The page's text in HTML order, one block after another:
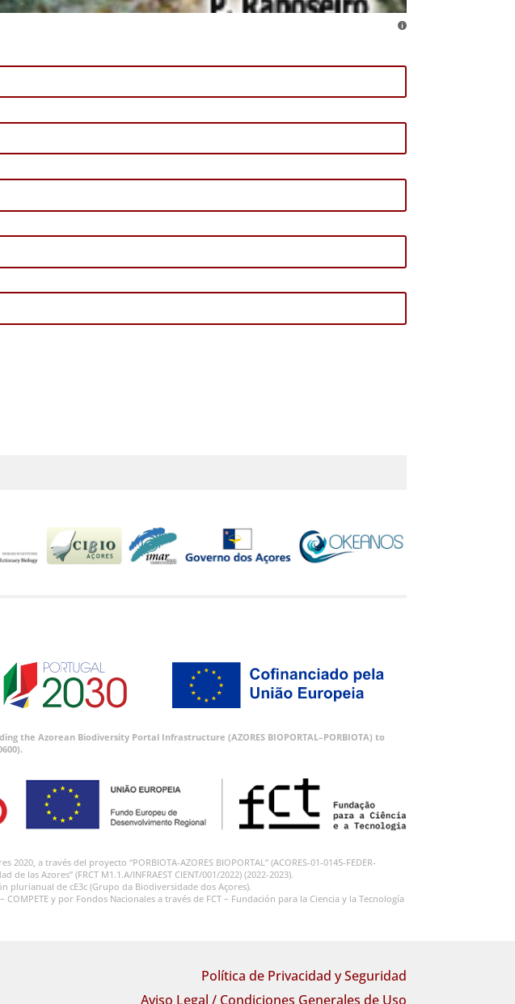
the Azorean Biodiversity Portal Infrastructure (AZORES BIOPORTAL–PORBIOTA) to
a través del proyecto “PORBIOTA-AZORES BIOPORTAL” (ACORES-01-0145-FEDER-
las Azores” (FRCT M1.1.A/INFRAEST CIENT/001/2022) (2022-2023).
plurianual de cE3c (Grupo da Biodiversidade dos Açores).
y por Fondos Nacionales a través de FCT – Fundación para la Ciencia y la Tecnología
Política de Privacidad y Seguridad
Aviso Legal / Condiciones Generales de Uso